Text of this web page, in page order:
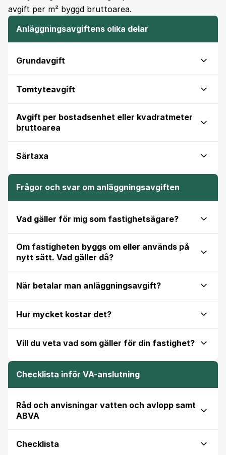
avgift per m² byggd bruttoarea.
Anläggningsavgiftens olika delar
Grundavgift
Tomtyteavgift
Avgift per bostadsenhet eller kvadratmeter
bruttoarea
Särtaxa
Frågor och svar om anläggningsavgiften
Vad gäller för mig som fastighetsägare?
Om fastigheten byggs om eller används på
nytt sätt. Vad gäller då?
När betalar man anläggningsavgift?
Hur mycket kostar det?
Vill du veta vad som gäller för din fastighet?
Checklista inför VA-anslutning
Råd och anvisningar vatten och avlopp samt
ABVA
Checklista